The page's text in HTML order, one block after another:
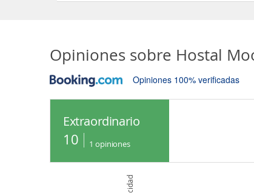
Opiniones sobre Hostal
Opiniones 100% verificadas
Extraordinario
10 1 opiniones